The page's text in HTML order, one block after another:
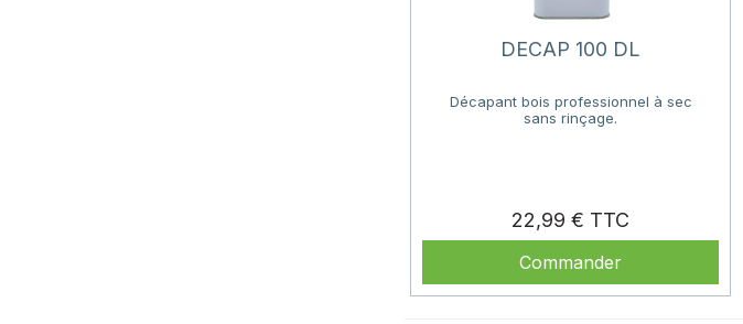
DECAP 100 DL
Décapant bois professionnel à sec
sans rinçage.
22,99 €
Prix
Commander